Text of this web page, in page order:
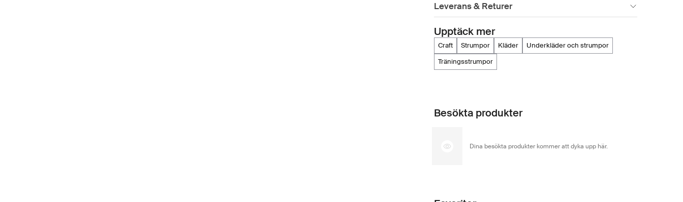
Leverans & Returer
Upptäck mer
craft strumpor kläder
underkläder och strumpor
träningsstrumpor
Besökta produkter
Dina besökta produkter kommer att dyka upp här.